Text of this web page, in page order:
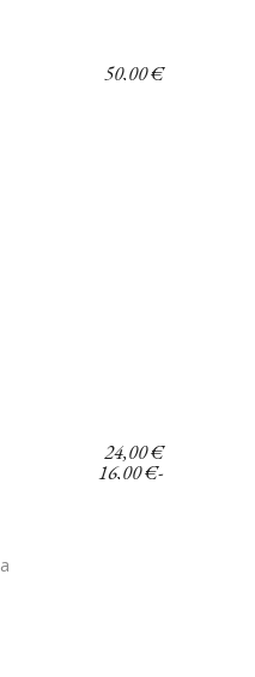
50,00€
16,00€-
24,00€Rango
de